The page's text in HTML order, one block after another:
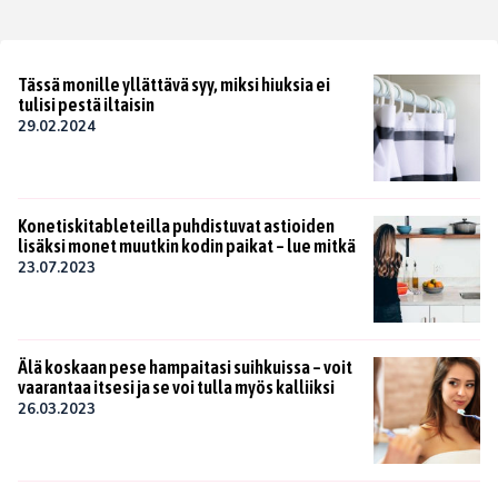
Tässä monille yllättävä syy, miksi hiuksia ei
tulisi pestä iltaisin
29.02.2024
Konetiskitableteilla puhdistuvat astioiden
lisäksi monet muutkin kodin paikat – lue mitkä
23.07.2023
Älä koskaan pese hampaitasi suihkuissa – voit
vaarantaa itsesi ja se voi tulla myös kalliiksi
26.03.2023